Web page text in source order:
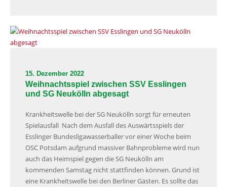
15. Dezember 2022
Weihnachtsspiel zwischen SSV Esslingen
und SG Neukölln abgesagt
Krankheitswelle bei der SG Neukölln sorgt für erneuten
Spielausfall Nach dem Ausfall des Auswärtsspiels der
Esslinger Bundesligawasserballer vor einer Woche beim
OSC Potsdam aufgrund massiver Bahnprobleme wird nun
auch das Heimspiel gegen die SG Neukölln am
kommenden Samstag nicht stattfinden können. Grund ist
eine Krankheitswelle bei den Berliner Gästen. Es sollte das